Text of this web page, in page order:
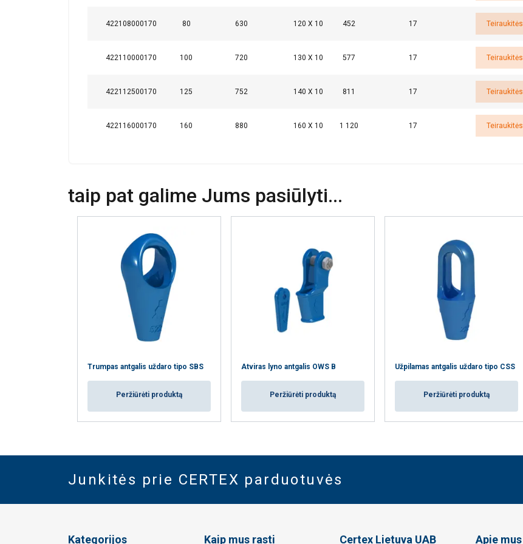
422108000170 80 630 120 X 10 452 17 Teiraukitės
422110000170 100 720 130 X 10 577 17 Teiraukitės
422112500170 125 752 140 X 10 811 17 Teiraukitės
422116000170 160 880 160 X 10 1 120 17 Teiraukitės
taip pat galime Jums pasiūlyti...
Trumpas antgalis uždaro tipo SBS
Peržiūrėti produktą
Atviras lyno antgalis OWS B
Peržiūrėti produktą
Užpilamas antgalis uždaro tipo CSS
Peržiūrėti produktą
Junkitės prie CERTEX parduotuvės
Kategorijos Kaip mus rasti Certex Lietuva UAB Apie mus